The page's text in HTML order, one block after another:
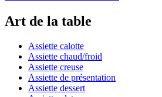
Art de la table
Assiette calotte
Assiette chaud/froid
Assiette creuse
Assiette de présentation
Assiette dessert